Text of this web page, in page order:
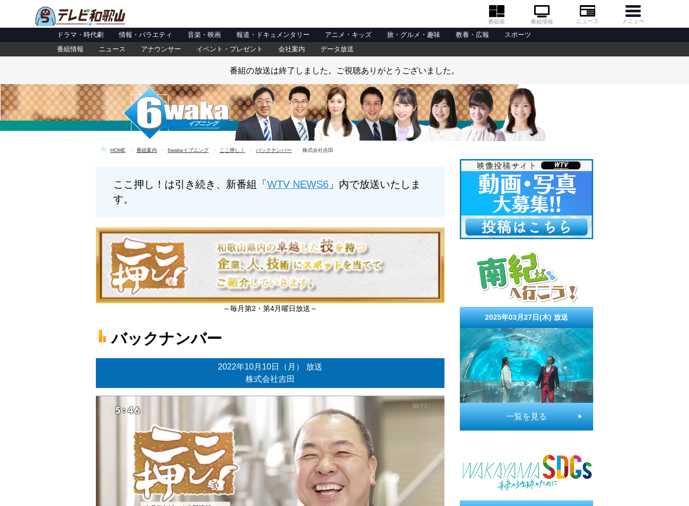
番組表 番組情報 ニュース メニュー
ドラマ・時代劇 情報・バラエティ 音楽・映画 報道・ドキュメンタリー アニメ・キッズ 旅・グルメ・趣味 教養・広報
スポーツ
番組情報
ニュース アナウンサー イベント・プレゼント 会社案内 データ放送
番組の放送は終了しました。ご視聴ありがとうございました。
HOME 番組案内 6wakaイブニング ここ押し！ バックナンバー 株式会社吉田
ここ押し！は引き続き、新番組「 WTV NEWS6 」内で放送いたしま
す。
～毎月第2・第4月曜日放送～
バックナンバー
2022年10月10日（月） 放送
株式会社吉田
2025年03月27日(木)放送
一覧を見る